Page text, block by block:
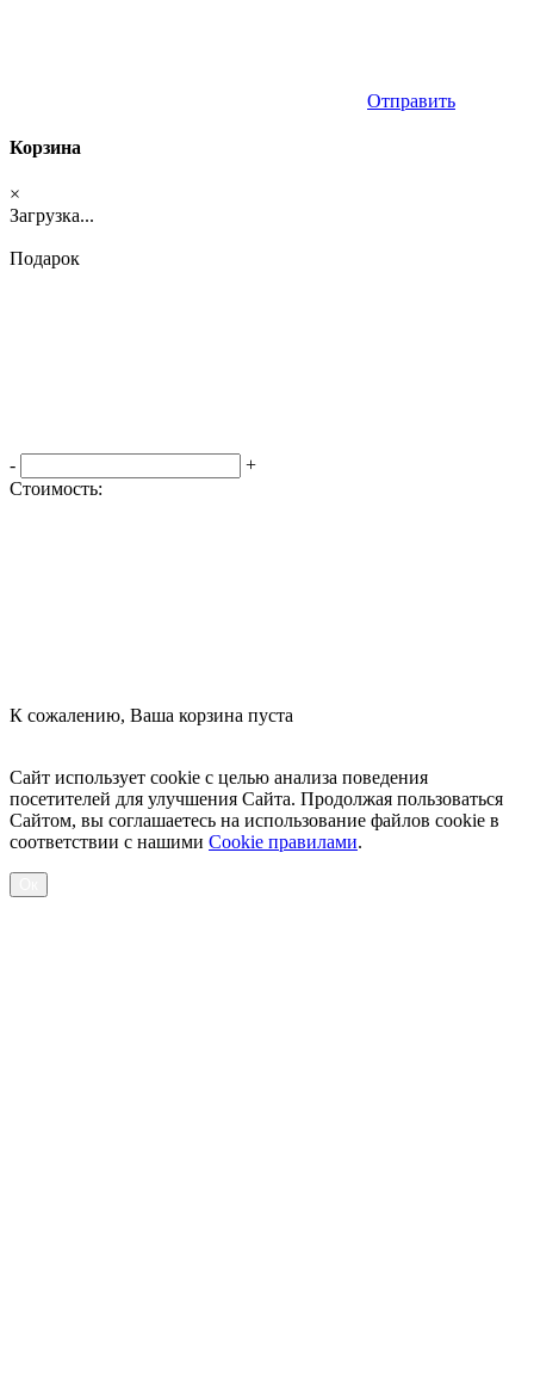
Отправить
Корзина
×
Загрузка...
Подарок
-
+
Стоимость:
К сожалению, Ваша корзина пуста
Сайт использует cookie с целью анализа поведения
посетителей для улучшения Сайта. Продолжая пользоваться
Сайтом, вы соглашаетесь на использование файлов cookie в
соответствии с нашими Cookiе правилами.